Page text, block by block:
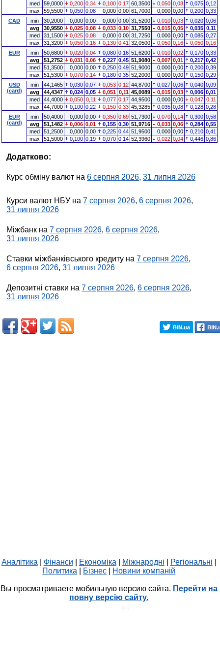
med
59,0000 0,200 0,34 0,100 0,17 60,3500 0,050 0,08 0,075 0,12
max
59,5500 0,050 0,08 0,000 0,00 61,7000 0,000 0,00 0,200 0,33
CAD
min 30,2000 0,000 0,00 0,000 0,00 31,5200 0,010 0,03 0,020 0,06
avg
30,9550 0,025 0,08 0,033 0,10 31,7550 0,015 0,05 0,035 0,11
med
31,1500 0,025 0,08 0,000 0,00 31,7250 0,000 0,00 0,085 0,27
max
31,3200 0,050 0,16 0,130 0,41 32,0500 0,050 0,16 0,050 0,16
EUR
min 50,6800 0,020 0,04 0,080 0,16 51,6200 0,010 0,02 0,170 0,33
avg
51,2752 0,031 0,06 0,227 0,45 51,9080 0,007 0,01 0,217 0,42
med
51,3500 0,000 0,00 0,250 0,49 51,9000 0,000 0,00 0,200 0,39
max
51,5300 0,070 0,14 0,180 0,35 52,2000 0,000 0,00 0,150 0,29
USD
(card)
min 44,1465 0,030 0,07 0,053 0,12 44,8700 0,027 0,06 0,040 0,09
avg
44,4347 0,024 0,05 0,051 0,11 45,0089 0,015 0,03 0,006 0,01
med
44,4000 0,050 0,11 0,077 0,17 44,9500 0,000 0,00 0,047 0,11
max
44,7000 0,100 0,22 0,150 0,33 45,3285 0,035 0,08 0,128 0,28
EUR
(card)
min 50,4000 0,000 0,00 0,350 0,69 51,7300 0,070 0,14 0,300 0,58
avg
51,1482 0,006 0,01 0,155 0,30 51,9716 0,033 0,06 0,284 0,55
med
51,2500 0,000 0,00 0,225 0,44 51,9500 0,000 0,00 0,210 0,41
max
51,5000 0,100 0,19 0,070 0,14 52,3960 0,022 0,04 0,446 0,86
Додатково:
Курс обміну валют на 6 серпня 2026, 31 липня 2026
Курси валют НБУ на 7 серпня 2026, 6 серпня 2026,
31 липня 2026
Міжбанк на 7 серпня 2026, 6 серпня 2026,
31 липня 2026
Ставки міжбанківського кредиту на 7 серпня 2026,
6 серпня 2026, 31 липня 2026
Депозитні ставки на 7 серпня 2026, 6 серпня 2026,
31 липня 2026
Аналітика Фінанси Економіка Міжнародні Регіональні
Политика
Бізнес Новини компаній
Вы просматриваете мобильную версию сайта. Перейти на
повну версію сайту.